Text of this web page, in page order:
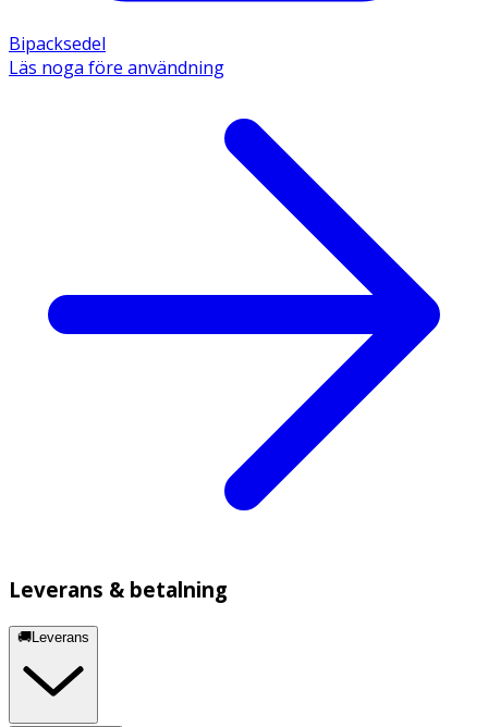
Bipacksedel
Läs noga före användning
Leverans & betalning
🚚Leverans